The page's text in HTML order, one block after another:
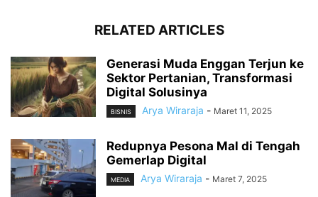
RELATED ARTICLES
Generasi Muda Enggan Terjun ke
Sektor Pertanian, Transformasi
Digital Solusinya
BISNIS Arya Wiraraja - Maret 11, 2025
Redupnya Pesona Mal di Tengah
Gemerlap Digital
MEDIA Arya Wiraraja - Maret 7, 2025